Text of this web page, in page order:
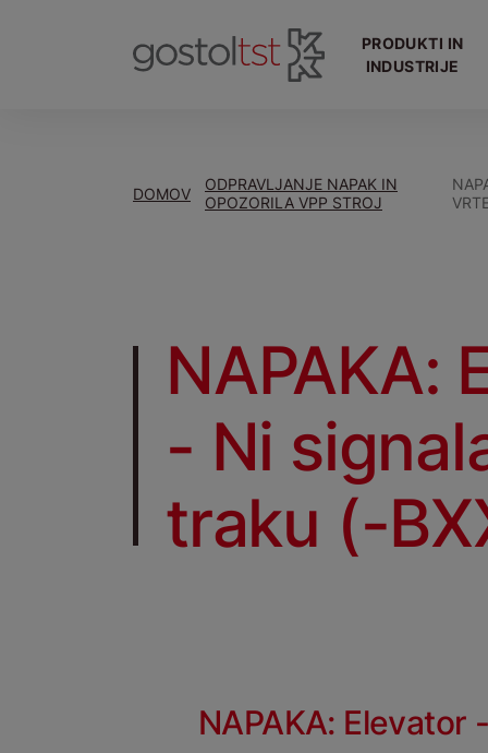
PRODUKTI IN
INDUSTRIJE
DOMOV
ODPRAVLJANJE NAPAK IN
OPOZORILA VPP STROJ
NAPAKA:
- Ni
traku (-
NAPAKA: Elevator